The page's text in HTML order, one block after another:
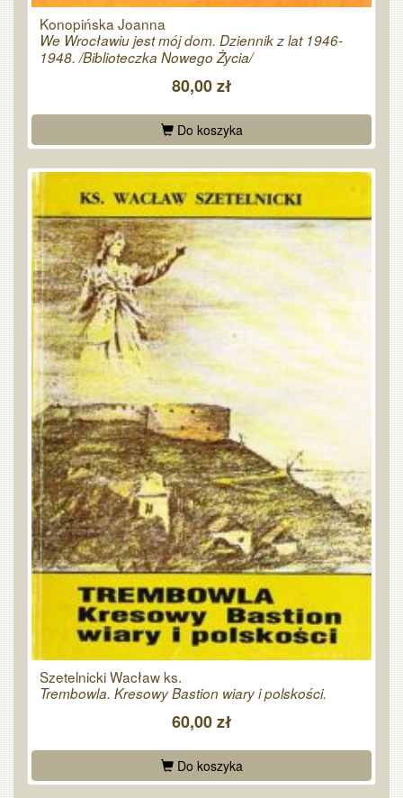
Konopińska Joanna
We Wrocławiu jest mój dom. Dziennik z lat 1946-
1948. /Biblioteczka Nowego Życia/
80,00 zł
Do koszyka
Szetelnicki Wacław ks.
Trembowla. Kresowy Bastion wiary i polskości.
60,00 zł
Do koszyka